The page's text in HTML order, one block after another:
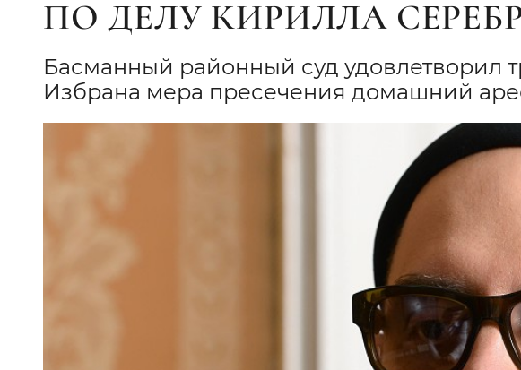
ПО ДЕЛУ КИРИЛЛА
Басманный районный суд удовлетворил
Избрана мера пресечения домашний